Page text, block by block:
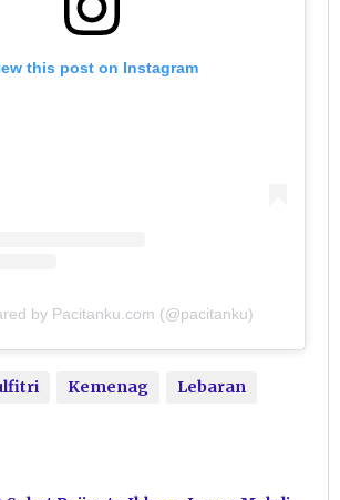
this post on Instagram
by Pacitanku.com (@pacitanku)
Kemenag
Lebaran